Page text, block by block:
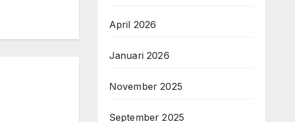
April 2026
Januari 2026
November 2025
September 2025